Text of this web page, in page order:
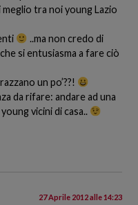
tra noi young Lazio
..ma non credo di
si entusiasma a fare ciò
un po’??!
da rifare: andare ad una
vicini di casa..
27 Aprile 2012 alle 14:23